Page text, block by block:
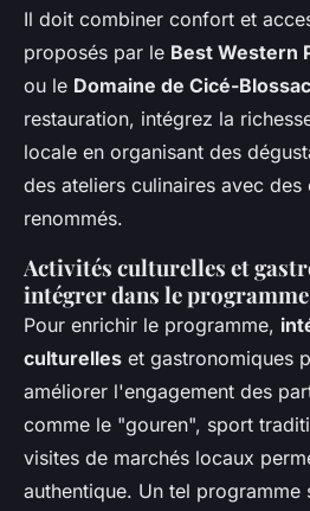
Il doit combiner confort et
proposés par le Best Western
ou le Domaine de Cicé-Blossac
restauration, intégrez la
locale en organisant des
des ateliers culinaires avec des
renommés.
Activités culturelles et
intégrer dans le programme
Pour enrichir le programme,
culturelles et gastronomiques
améliorer l'engagement des
comme le "gouren", sport
visites de marchés locaux
authentique. Un tel programme